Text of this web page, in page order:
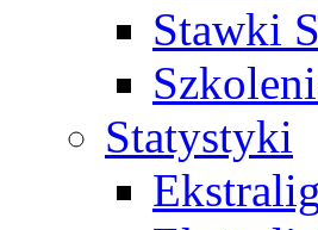
Stawki
Statystyki